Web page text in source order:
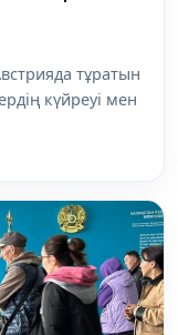
тұратын
күйреуі мен